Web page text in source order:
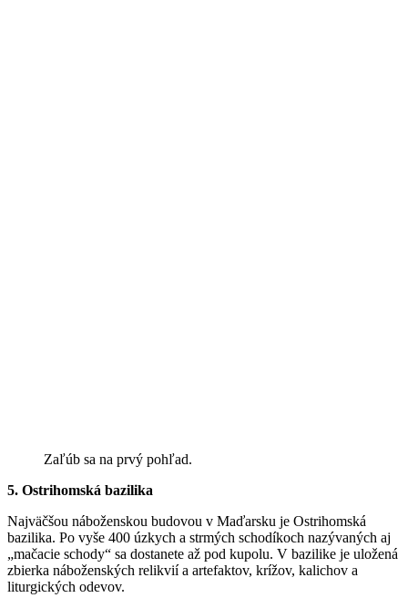
Zaľúb sa na prvý pohľad.
5. Ostrihomská bazilika
Najväčšou náboženskou budovou v Maďarsku je Ostrihomská
bazilika. Po vyše 400 úzkych a strmých schodíkoch nazývaných aj
„mačacie schody“ sa dostanete až pod kupolu. V bazilike je uložená
zbierka náboženských relikvií a artefaktov, krížov, kalichov a
liturgických odevov.